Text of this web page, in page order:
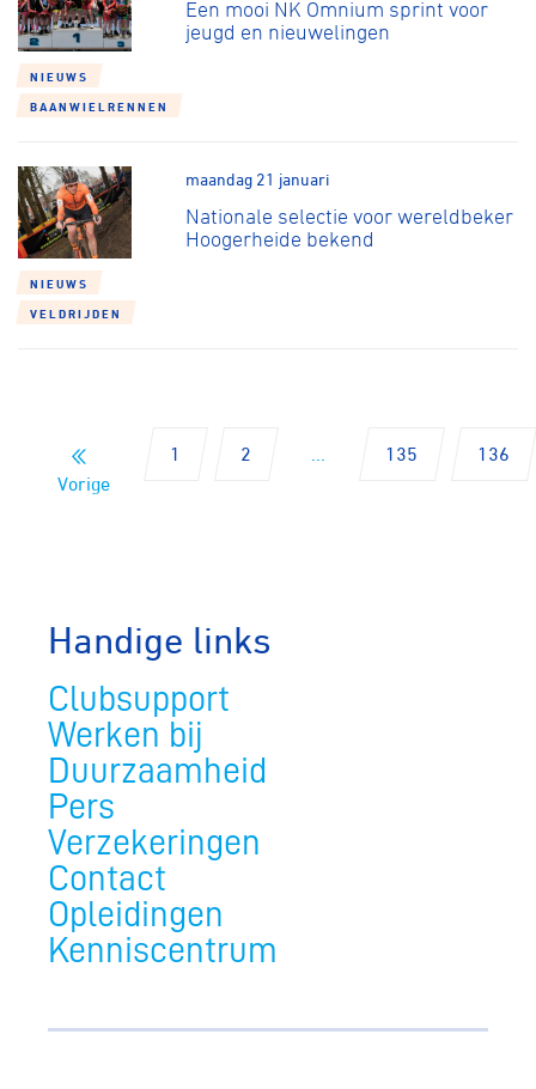
NIEUWS
BAANWIELRENNEN
Een mooi NK Omnium sprint voor
jeugd en nieuwelingen
NIEUWS
VELDRIJDEN
maandag 21 januari
Nationale selectie voor wereldbeker
Hoogerheide bekend
Vorige
1 2 135 136
Handige links
Clubsupport
Werken bij
Duurzaamheid
Pers
Verzekeringen
Contact
Opleidingen
Kenniscentrum